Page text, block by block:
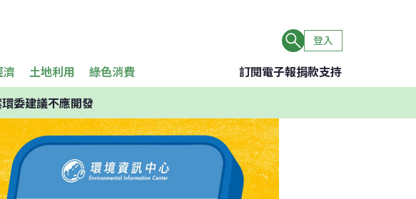
登入
濟 土地利用 綠色消費 訂閱電子報捐款支持
委建議不應開發